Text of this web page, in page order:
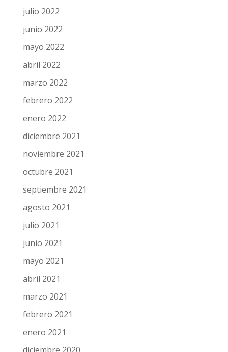
noviembre 2022
octubre 2022
septiembre 2022
julio 2022
junio 2022
mayo 2022
abril 2022
marzo 2022
febrero 2022
enero 2022
diciembre 2021
noviembre 2021
octubre 2021
septiembre 2021
agosto 2021
julio 2021
junio 2021
mayo 2021
abril 2021
marzo 2021